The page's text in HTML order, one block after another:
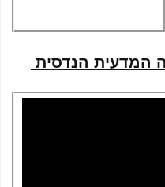
המדעית הנדסית